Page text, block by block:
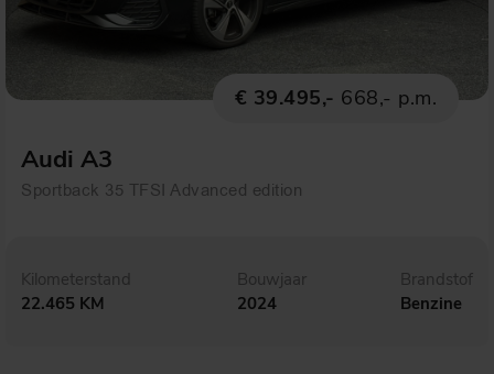
€ 39.495,- 668,- p.m.
Audi A3
Sportback 35 TFSI Advanced edition
Kilometerstand
22.465 KM
Bouwjaar
2024
Brandstof
Benzine